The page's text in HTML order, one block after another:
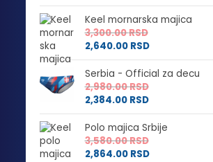
Keel mornarska majica
3,300.00RSD
2,640.00 RSD
Serbia - Official za decu
2,980.00RSD
2,384.00 RSD
Polo majica Srbije
3,580.00RSD
2,864.00 RSD